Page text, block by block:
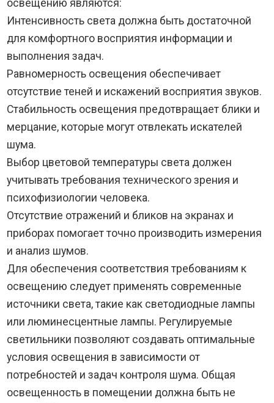
освещению являются:
Интенсивность света должна быть достаточной
для комфортного восприятия информации и
выполнения задач.
Равномерность освещения обеспечивает
отсутствие теней и искажений восприятия звуков.
Стабильность освещения предотвращает блики и
мерцание, которые могут отвлекать искателей
шума.
Выбор цветовой температуры света должен
учитывать требования технического зрения и
психофизиологии человека.
Отсутствие отражений и бликов на экранах и
приборах помогает точно производить измерения
и анализ шумов.
Для обеспечения соответствия требованиям к
освещению следует применять современные
источники света, такие как светодиодные лампы
или люминесцентные лампы. Регулируемые
светильники позволяют создавать оптимальные
условия освещения в зависимости от
потребностей и задач контроля шума. Общая
освещенность в помещении должна быть не